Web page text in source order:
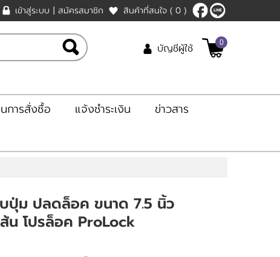
เข้าสู่ระบบ | สมัครสมาชิก สินค้าที่สนใจ ( 0 )
บัญชีผู้ใช้ 0
การสั่งซื้อ แจ้งชำระเงิน
ข่าวสาร
บปุ่ม ปลดล็อค ขนาด 7.5 นิ้ว
น โปรล็อค ProLock